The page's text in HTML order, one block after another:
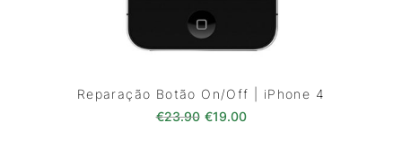
Reparação Botão On/Off | iPhone 4
€23.90 O preço original era: €23.90.
€19.00O preço atual é: